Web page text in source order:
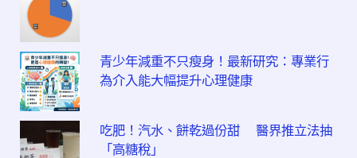
青少年減重不只瘦身！最新研究：專業行
為介入能大幅提升心理健康
吃肥！汽水、餅乾過份甜 醫界推立法抽
「高糖稅」